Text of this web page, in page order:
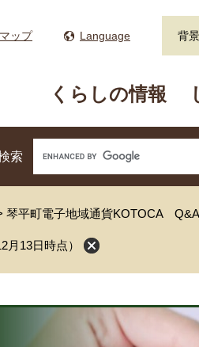
ップ Language 背
くらしの情報
索
琴平町電子地域通貨KOTOCA Q&A
13日時点）